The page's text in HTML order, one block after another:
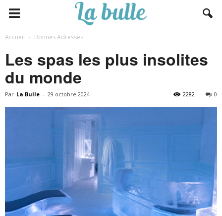
Accueil Bonnes Adresses
Les spas les plus insolites
du monde
Par La Bulle - 29 octobre 2024 0
2282